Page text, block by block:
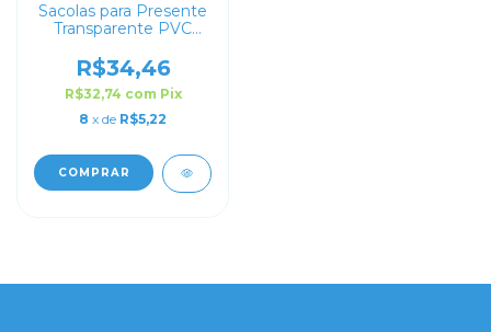
Sacolas para Presente
Transparente PVC
Couro
R$34,46
R$32,74 com Pix
8 x de R$5,22
COMPRAR